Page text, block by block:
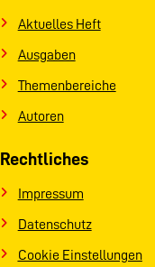
Aktuelles Heft
Ausgaben
Themenbereiche
Autoren
Rechtliches
Impressum
Datenschutz
Cookie Einstellungen